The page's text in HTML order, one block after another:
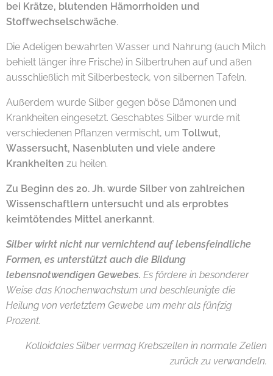
bei Krätze, blutenden Hämorrhoiden und
Stoffwechselschwäche.
Die Adeligen bewahrten Wasser und Nahrung (auch Milch
behielt länger ihre Frische) in Silbertruhen auf und aßen
ausschließlich mit Silberbesteck, von silbernen Tafeln.
Außerdem wurde Silber gegen böse Dämonen und
Krankheiten eingesetzt. Geschabtes Silber wurde mit
verschiedenen Pflanzen vermischt, um Tollwut,
Wassersucht, Nasenbluten und viele andere
Krankheiten zu heilen.
Zu Beginn des 20. Jh. wurde Silber von zahlreichen
Wissenschaftlern untersucht und als erprobtes
keimtötendes Mittel anerkannt.
Silber wirkt nicht nur vernichtend auf lebensfeindliche
Formen, es unterstützt auch die Bildung
lebensnotwendigen Gewebes. Es fördere in besonderer
Weise das Knochenwachstum und beschleunigte die
Heilung von verletztem Gewebe um mehr als fünfzig
Prozent.
Kolloidales Silber vermag Krebszellen in normale Zellen
zurück zu verwandeln.